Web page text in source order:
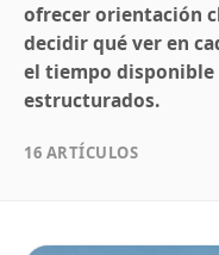
ofrecer orientación
decidir qué ver en
el tiempo disponible
estructurados.
16 ARTÍCULOS